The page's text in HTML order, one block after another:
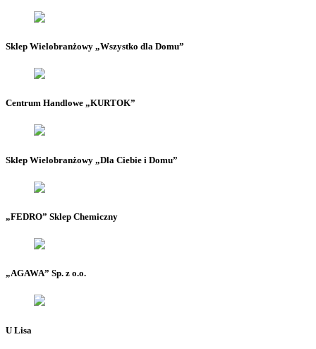
Sklep Wielobranżowy „Wszystko dla Domu”
Centrum Handlowe „KURTOK”
Sklep Wielobranżowy „Dla Ciebie i Domu”
„FEDRO” Sklep Chemiczny
„AGAWA” Sp. z o.o.
U Lisa